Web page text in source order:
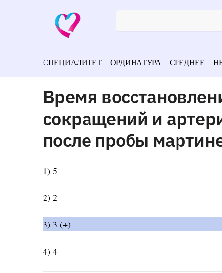
СПЕЦИАЛИТЕТ ОРДИНАТУРА СРЕДНЕЕ
Время
сокращений и
после пробы
1) 5
2) 2
3) 3 (+)
4) 4